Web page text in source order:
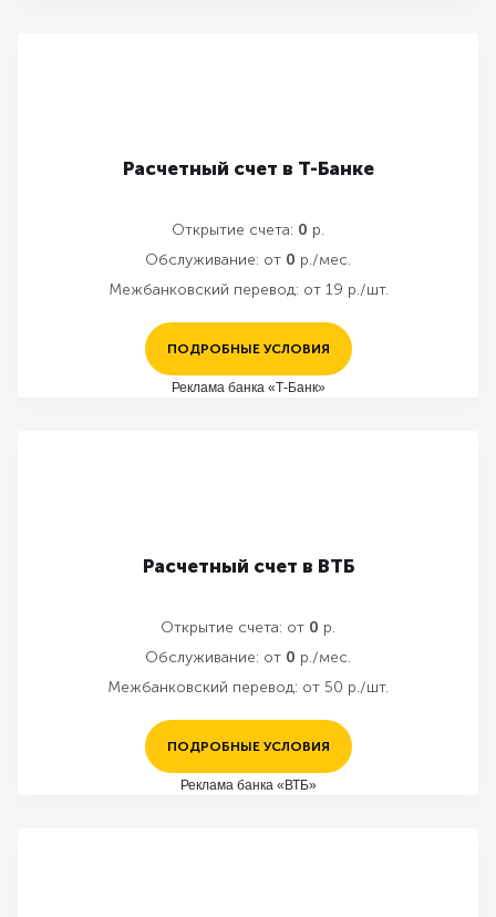
Расчетный счет в Т-Банке
Открытие счета: 0 р.
Обслуживание: от 0 р./мес.
Межбанковский перевод: от 19 р./шт.
ПОДРОБНЫЕ УСЛОВИЯ
Реклама банка «Т-Банк»
Расчетный счет в ВТБ
Открытие счета: от 0 р.
Обслуживание: от 0 р./мес.
Межбанковский перевод: от 50 р./шт.
ПОДРОБНЫЕ УСЛОВИЯ
Реклама банка «ВТБ»